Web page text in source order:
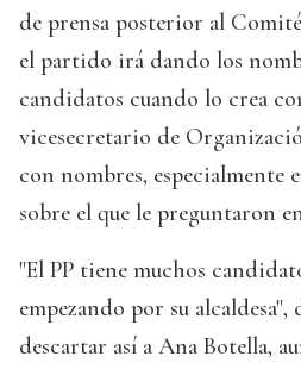
de prensa posterior al
el partido irá dando los
candidatos cuando lo crea
vicesecretario de
con nombres, especialmente
sobre el que le preguntaron
"El PP tiene muchos
empezando por su
descartar así a Ana Botella,